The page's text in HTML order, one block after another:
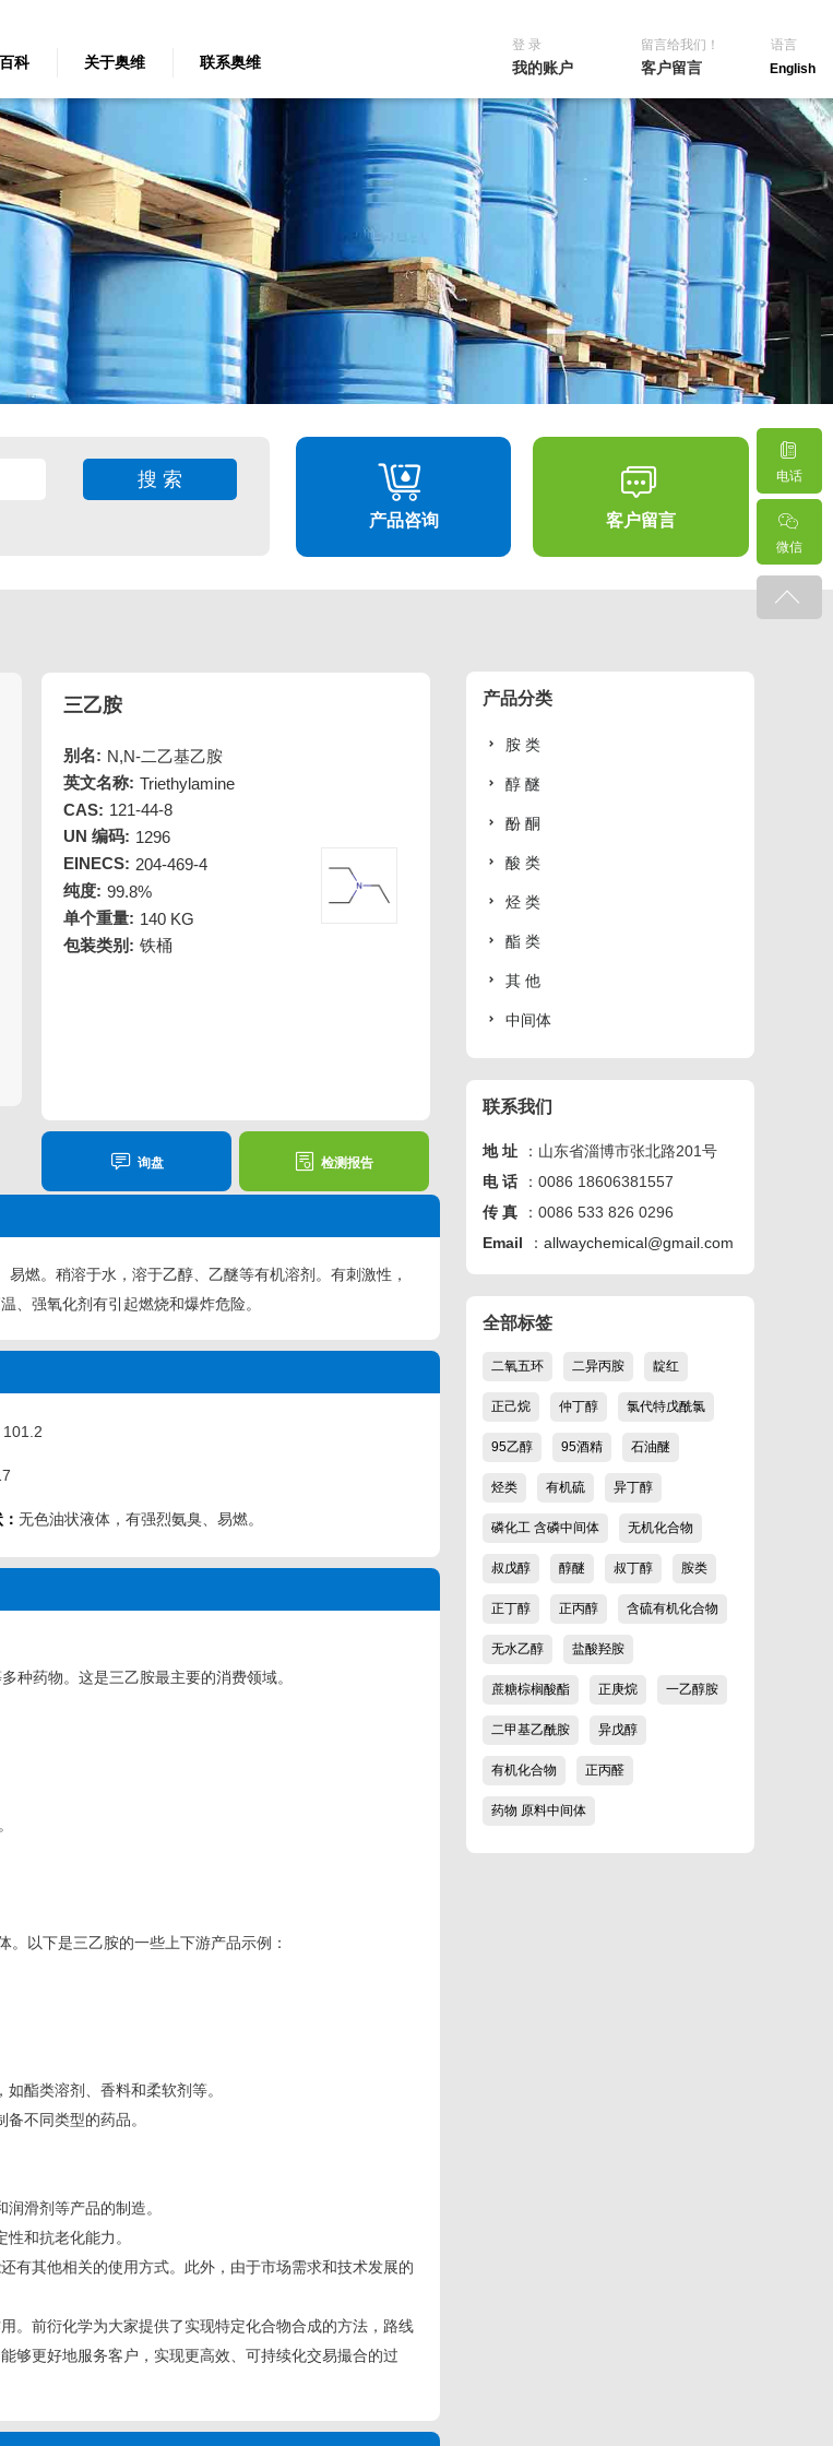
科 关于奥维 联系奥维
登 录
我的账户
留言给我们！
客户留言
语言
English
产品咨询 客户留言
三乙胺
别名: N,N-二乙基乙胺
英文名称: Triethylamine
CAS: 121-44-8
UN 编码: 1296
EINECS: 204-469-4
纯度: 99.8%
单个重量: 140 KG
包装类别: 铁桶
询盘 检测报告
易燃。稍溶于水，溶于乙醇、乙醚等有机溶剂。有刺激性，
、强氧化剂有引起燃烧和爆炸危险。
101.2
无色油状液体，有强烈氨臭、易燃。
种药物。这是三乙胺最主要的消费领域。
。以下是三乙胺的一些上下游产品示例：
酯类溶剂、香料和柔软剂等。
不同类型的药品。
滑剂等产品的制造。
和抗老化能力。
有其他相关的使用方式。此外，由于市场需求和技术发展的
。前衍化学为大家提供了实现特定化合物合成的方法，路线
够更好地服务客户，实现更高效、可持续化交易撮合的过
产品分类
胺 类
醇 醚
酚 酮
酸 类
烃 类
酯 类
其 他
中间体
联系我们
地 址
：山东省淄博市张北路201号
电 话
：0086 18606381557
传 真
：0086 533 826 0296
Email
： allwaychemical@gmail.com
全部标签
二氧五环 二异丙胺 靛红
正己烷 仲丁醇 氯代特戊酰氯
95乙醇 95酒精 石油醚
烃类 有机硫 异丁醇
磷化工 含磷中间体 无机化合物
叔戊醇 醇醚 叔丁醇 胺类
正丁醇 正丙醇 含硫有机化合物
无水乙醇 盐酸羟胺
蔗糖棕榈酸酯 正庚烷 一乙醇胺
二甲基乙酰胺 异戊醇
有机化合物 正丙醛
药物 原料中间体
电话
微信